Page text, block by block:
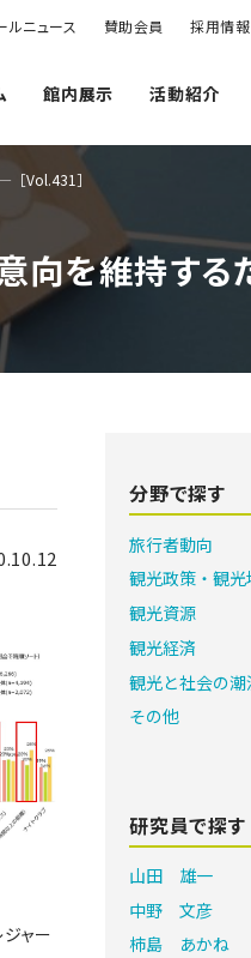
ルニュース 賛助会員 採用情報
館内展示 活動紹介
Vol.431］
向を維持する
ャー
分野で探す
旅行者動向
観光政策・観光
観光資源
観光経済
観光と社会の潮
その他
研究員で探す
山田 雄一
中野 文彦
柿島 あかね